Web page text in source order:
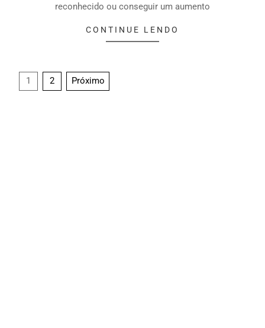
reconhecido ou conseguir um aumento
CONTINUE LENDO
1 2 Próximo